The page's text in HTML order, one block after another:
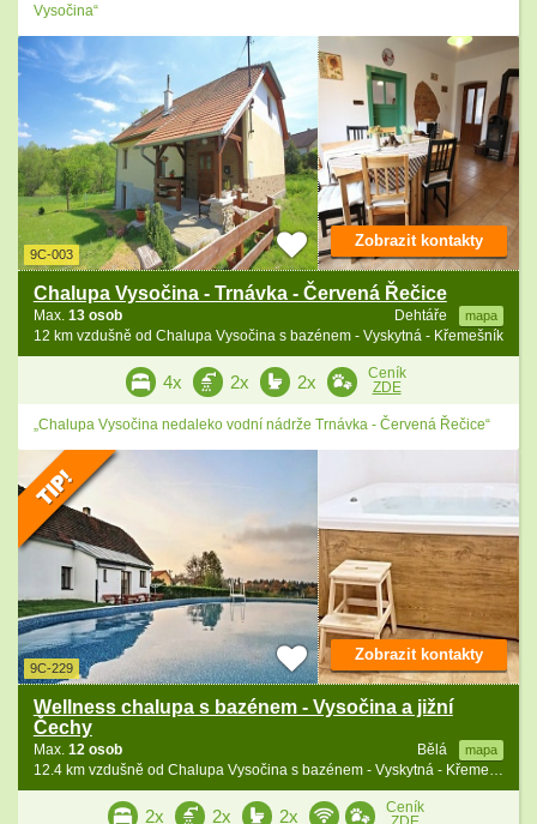
Vysočina“
9C-003
Chalupa Vysočina - Trnávka - Červená Řečice
Dehtáře mapa
Max. 13 osob
12 km vzdušně od Chalupa Vysočina s bazénem - Vyskytná - Křemešník
Zobrazit kontakty
4x 2x 2x
Ceník
ZDE
„Chalupa Vysočina nedaleko vodní nádrže Trnávka - Červená Řečice“
9C-229
Wellness chalupa s bazénem - Vysočina a jižní
Čechy
Bělá mapa
Max. 12 osob
12.4 km vzdušně od Chalupa Vysočina s bazénem - Vyskytná - Křemešník
Zobrazit kontakty
2x 2x 2x
Ceník